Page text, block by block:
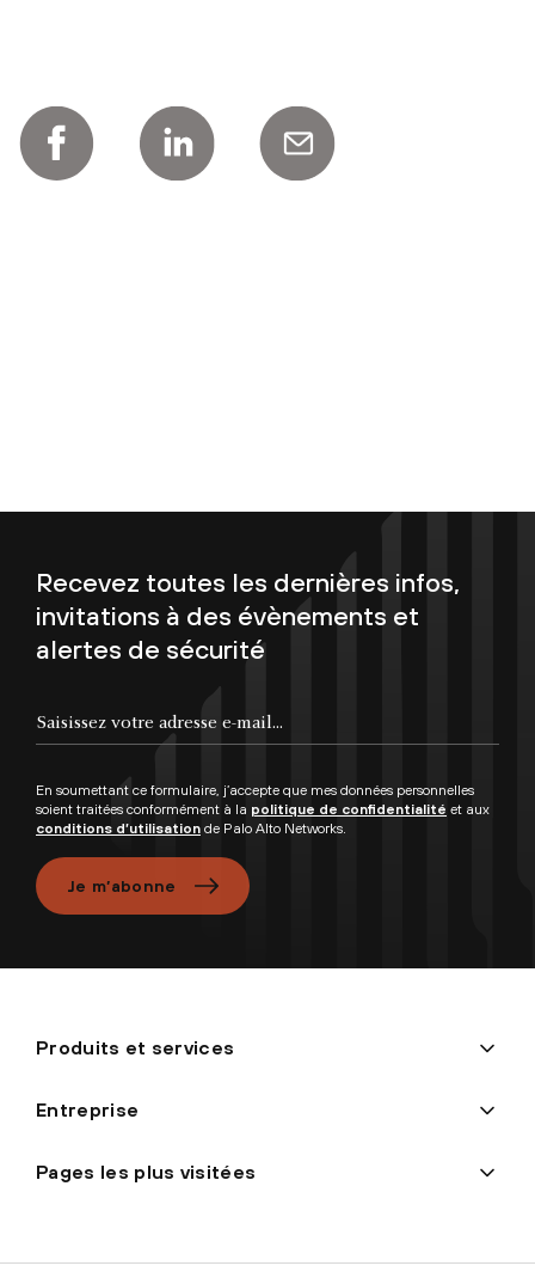
Recevez toutes les dernières infos,
invitations à des évènements et
alertes de sécurité
En soumettant ce formulaire, j’accepte que mes données personnelles
soient traitées conformément à la politique de confidentialité et aux
conditions d’utilisation de Palo Alto Networks.
Je m’abonne
Produits et services
Entreprise
Pages les plus visitées